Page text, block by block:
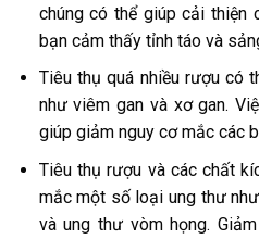
chúng có thể giúp cải thiện
bạn cảm thấy tỉnh táo và
Tiêu thụ quá nhiều rượu có
như viêm gan và xơ gan.
giúp giảm nguy cơ mắc các
Tiêu thụ rượu và các chất
mắc một số loại ung thư
và ung thư vòm họng.